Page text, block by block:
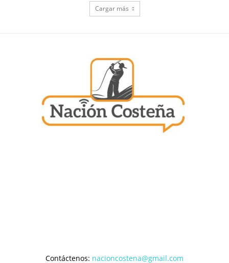
Cargar más
Contáctenos: nacioncostena@gmail.com